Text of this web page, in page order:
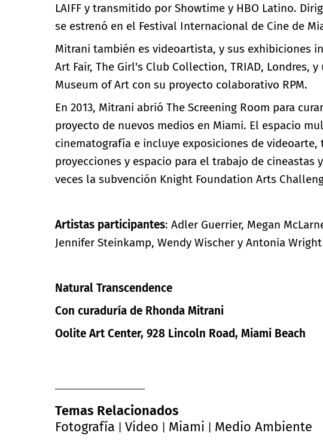
LAIFF y transmitido por Showtime y HBO Latino.
se estrenó en el Festival Internacional de Cine de
Mitrani también es videoartista, y sus exhibiciones
Art Fair, The Girl's Club Collection, TRIAD, Londres,
Museum of Art con su proyecto colaborativo RPM.
En 2013, Mitrani abrió The Screening Room para
proyecto de nuevos medios en Miami. El espacio
cinematografía e incluye exposiciones de videoarte,
proyecciones y espacio para el trabajo de cineastas
veces la subvención Knight Foundation Arts
Artistas participantes: Adler Guerrier, Megan
Jennifer Steinkamp, ​​Wendy Wischer y Antonia Wright
Natural Transcendence
Con curaduría de Rhonda Mitrani
Oolite Art Center, 928 Lincoln Road, Miami Beach
Temas Relacionados
Fotografía
Video Miami Medio Ambiente